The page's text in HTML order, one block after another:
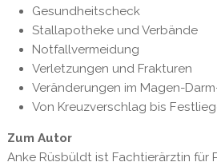
Gesundheitscheck
Stallapotheke und Verbände
Notfallvermeidung
Verletzungen und Frakturen
Veränderungen im Magen-
Von Kreuzverschlag bis
Zum Autor
Anke Rüsbüldt ist Fachtierärztin für